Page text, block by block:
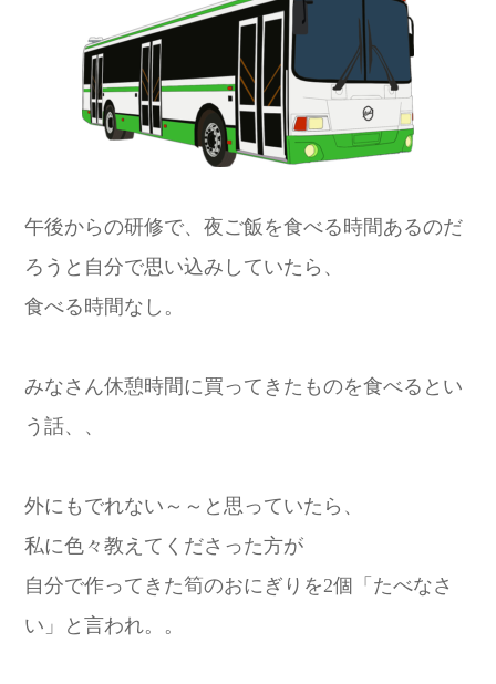
午後からの研修で、夜ご飯を食べる時間あるのだ
ろうと自分で思い込みしていたら、
食べる時間なし。
みなさん休憩時間に買ってきたものを食べるとい
う話、、
外にもでれない～～と思っていたら、
私に色々教えてくださった方が
自分で作ってきた筍のおにぎりを2個「たべなさ
い」と言われ。。